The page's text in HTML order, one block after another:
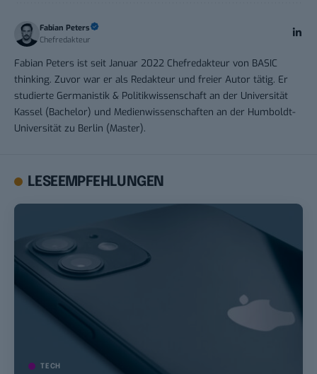
Fabian Peters
Chefredakteur
Fabian Peters ist seit Januar 2022 Chefredakteur von BASIC
thinking. Zuvor war er als Redakteur und freier Autor tätig. Er
studierte Germanistik & Politikwissenschaft an der Universität
Kassel (Bachelor) und Medienwissenschaften an der Humboldt-
Universität zu Berlin (Master).
LESEEMPFEHLUNGEN
TECH